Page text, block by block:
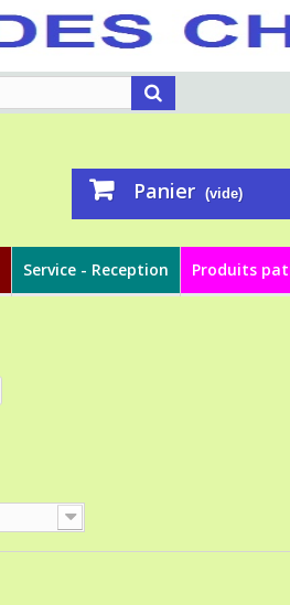
Panier (vide)
Service - Reception Produits